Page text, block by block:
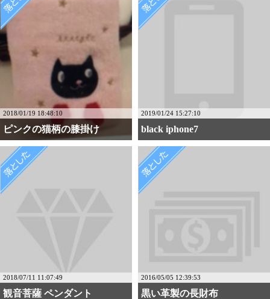
2018/01/19 18:48:10
ピンクの猫柄の膝掛け
2019/01/24 15:27:10
black iphone7
2018/07/11 11:07:49
観音菩薩 ペンダント
2016/05/05 12:39:53
黒い革製の長財布